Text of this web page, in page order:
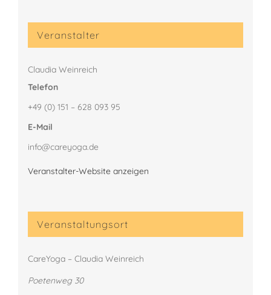
Veranstaltungsort
CareYoga – Claudia Weinreich
Poetenweg 30
Veranstalter
Claudia Weinreich
Telefon
+49 (0) 151 – 628 093 95
E-Mail
info@careyoga.de
Veranstalter-Website anzeigen